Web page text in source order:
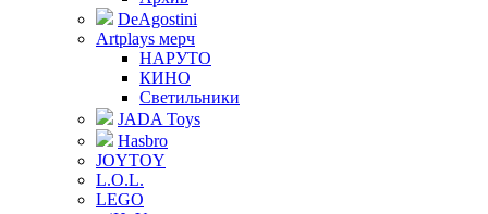
DeAgostini
Artplays мерч
НАРУТО
КИНО
Светильники
JADA Toys
Hasbro
JOYTOY
L.O.L.
LEGO